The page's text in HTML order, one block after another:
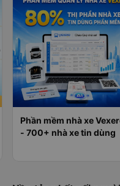
Phần mềm nhà xe
- 700+ nhà xe tin dùng